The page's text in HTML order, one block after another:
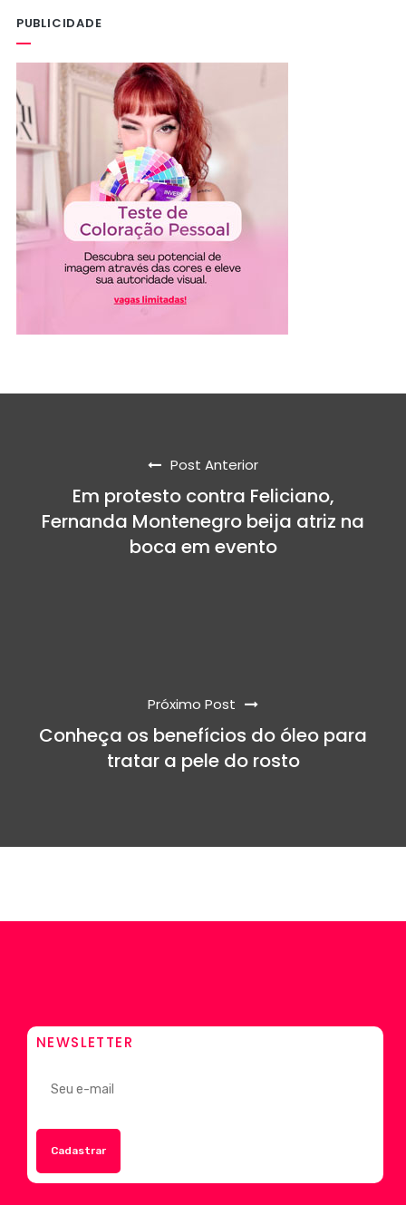
PUBLICIDADE
Post Anterior
Em protesto contra Feliciano,
Fernanda Montenegro beija atriz na
boca em evento
Próximo Post
Conheça os benefícios do óleo para
tratar a pele do rosto
NEWSLETTER